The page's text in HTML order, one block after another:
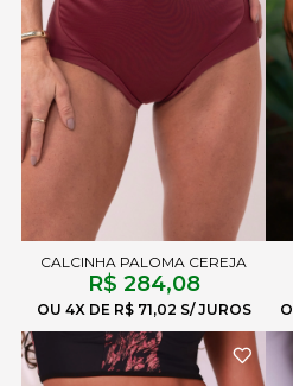
CALCINHA PALOMA CEREJA
R$ 284,08
4X R$ 71,02